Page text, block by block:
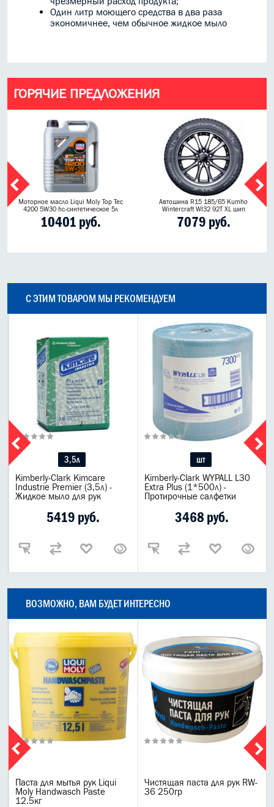
Один литр моющего средства в два раза
экономичнее, чем обычное жидкое мыло
ГОРЯЧИЕ ПРЕДЛОЖЕНИЯ
Моторное масло Liqui Moly Top Tec
4200 5W30 hc-синтетическое 5л
10401 руб.
Автошина R15 185/65 Kumho
Wintercraft WI32 92T XL шип
7079 руб.
С ЭТИМ ТОВАРОМ МЫ РЕКОМЕНДУЕМ
3,5л
Kimberly-Clark Kimcare
Industrie Premier (3,5л) -
Жидкое мыло для рук
5419 руб.
шт
Kimberly-Clark WYPALL L30
Extra Plus (1*500л) -
Протирочные салфетки
3468 руб.
ВОЗМОЖНО, ВАМ БУДЕТ ИНТЕРЕСНО
Паста для мытья рук Liqui
Moly Handwasch Paste
12.5кг
Чистящая паста для рук RW-
36 250гр